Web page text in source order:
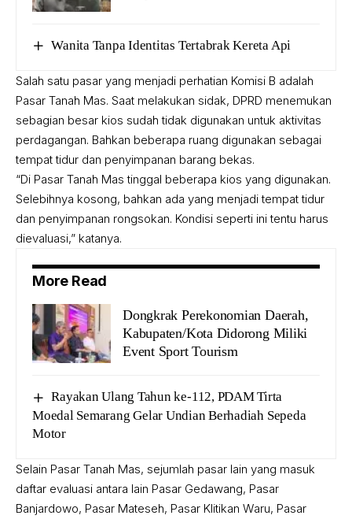
Wanita Tanpa Identitas Tertabrak Kereta Api
Salah satu pasar yang menjadi perhatian Komisi B adalah
Pasar Tanah Mas. Saat melakukan sidak, DPRD menemukan
sebagian besar kios sudah tidak digunakan untuk aktivitas
perdagangan. Bahkan beberapa ruang digunakan sebagai
tempat tidur dan penyimpanan barang bekas.
“Di Pasar Tanah Mas tinggal beberapa kios yang digunakan.
Selebihnya kosong, bahkan ada yang menjadi tempat tidur
dan penyimpanan rongsokan. Kondisi seperti ini tentu harus
dievaluasi,” katanya.
More Read
Dongkrak Perekonomian Daerah,
Kabupaten/Kota Didorong Miliki
Event Sport Tourism
Rayakan Ulang Tahun ke-112, PDAM Tirta
Moedal Semarang Gelar Undian Berhadiah Sepeda
Motor
Selain Pasar Tanah Mas, sejumlah pasar lain yang masuk
daftar evaluasi antara lain Pasar Gedawang, Pasar
Banjardowo, Pasar Mateseh, Pasar Klitikan Waru, Pasar